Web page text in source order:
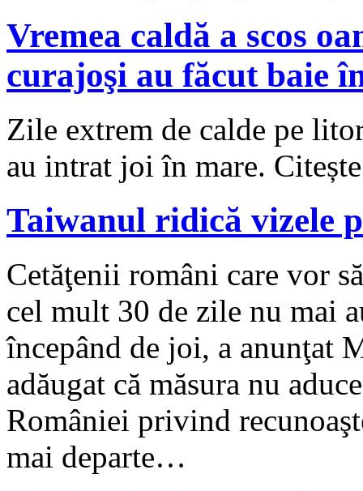
Vremea caldă a scos
curajoşi au făcut baie
Zile extrem de calde pe
au intrat joi în mare.
Taiwanul ridică vizele
Cetăţenii români care vor
cel mult 30 de zile nu mai
începând de joi, a anunţat
adăugat că măsura nu
României privind
mai departe…